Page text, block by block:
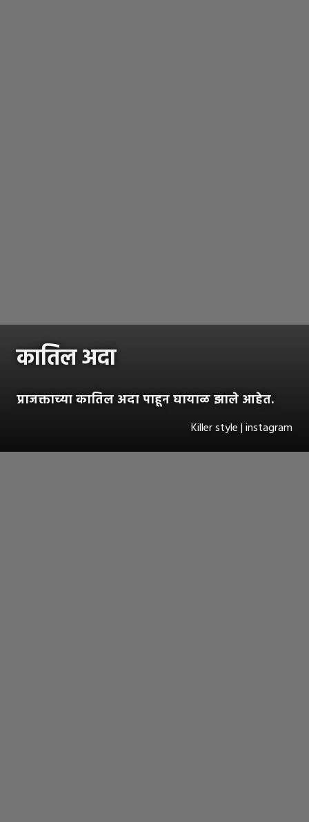
कातिल अदा
प्राजक्ताच्या कातिल अदा पाहून घायाळ झाले आहेत.
Killer style | instagram